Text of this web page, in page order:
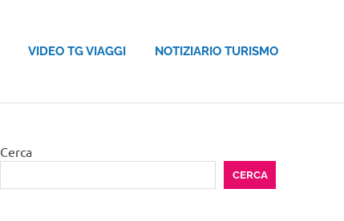
VIDEO TG VIAGGI NOTIZIARIO TURISMO
Cerca
CERCA